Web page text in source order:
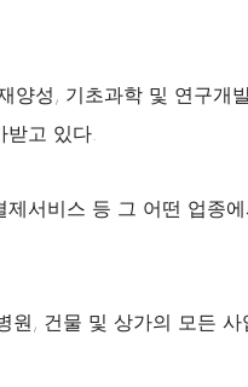
성, 기초과학 및 연구개
받고 있다.
서비스 등 그 어떤 업종
, 건물 및 상가의 모든